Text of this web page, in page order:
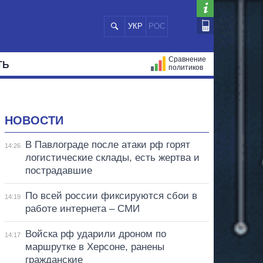
УКР РОС
Сравнение
политиков
НОВОСТИ
14:26
В Павлограде после атаки рф горят
логистические склады, есть жертва и
пострадавшие
14:19
По всей россии фиксируются сбои в
работе интернета – СМИ
14:17
Войска рф ударили дроном по
маршрутке в Херсоне, ранены
гражданские